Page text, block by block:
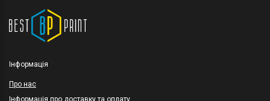
Інформація
Про нас
Інформація про доставку та оплату